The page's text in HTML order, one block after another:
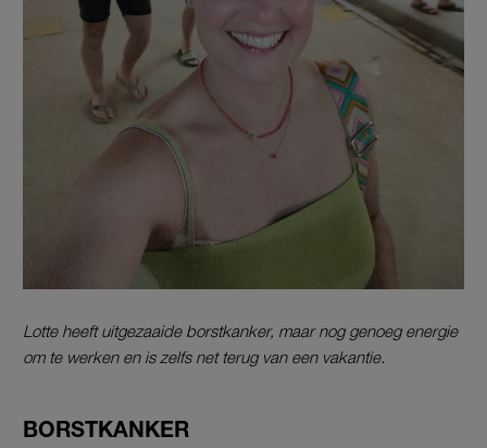
Lotte heeft uitgezaaide borstkanker, maar nog genoeg energie
om te werken en is zelfs net terug van een vakantie.
BORSTKANKER